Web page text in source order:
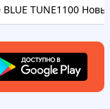
TUNE1100